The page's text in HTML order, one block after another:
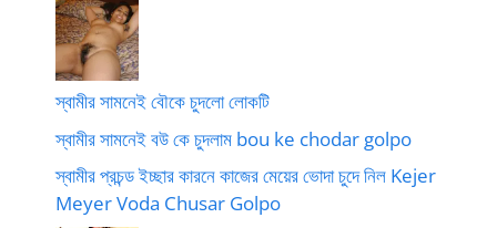
স্বামীর সামনেই বৌকে চুদলো লোকটি
স্বামীর সামনেই বউ কে চুদলাম bou ke chodar golpo
স্বামীর প্রচন্ড ইচ্ছার কারনে কাজের মেয়ের ভোদা চুদে নিল Kejer
Meyer Voda Chusar Golpo